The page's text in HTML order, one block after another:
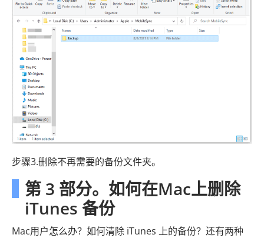
步骤3.删除不再需要的备份文件夹。
第 3 部分。如何在Mac上删除
iTunes 备份
Mac用户怎么办？如何清除 iTunes 上的备份？还有两种